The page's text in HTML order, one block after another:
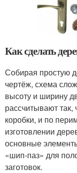
Как сделать
Собирая простую
чертёж, схема
высоту и ширину
рассчитывают
коробки, и по
изготовлении
основные
«шип-паз» для
заготовок.